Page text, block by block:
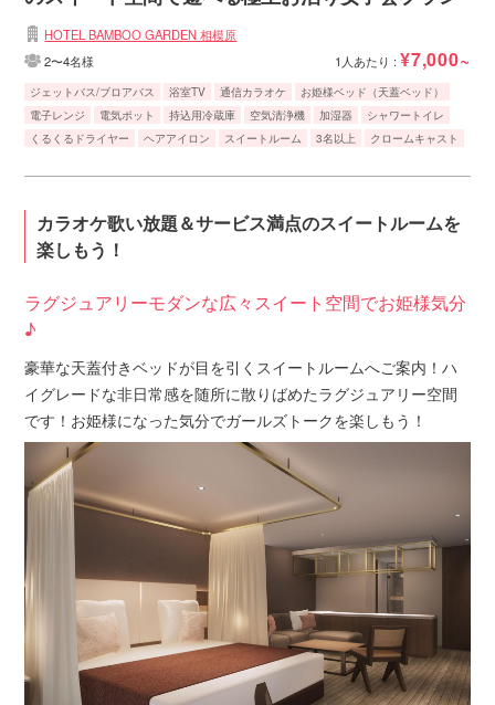
HOTEL BAMBOO GARDEN 相模原
2〜4名様
1人あたり :¥7,000~
ジェットバス/ブロアバス 浴室TV 通信カラオケ
お姫様ベッド（天蓋ベッド）
電子レンジ
電気ポット 持込用冷蔵庫 空気清浄機 加湿器
シャワートイレ
くるくるドライヤー
ヘアアイロン スイートルーム 3名以上 クロームキャスト
カラオケ歌い放題＆サービス満点のスイートルームを
楽しもう！
ラグジュアリーモダンな広々スイート空間でお姫様気分
♪
豪華な天蓋付きベッドが目を引くスイートルームへご案内！ハ
イグレードな非日常感を随所に散りばめたラグジュアリー空間
です！お姫様になった気分でガールズトークを楽しもう！